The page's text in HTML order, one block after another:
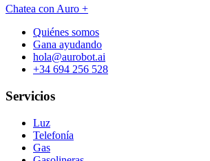
Chatea con Auro +
Quiénes somos
Gana ayudando
hola@aurobot.ai
+34 694 256 528
Servicios
Luz
Telefonía
Gas